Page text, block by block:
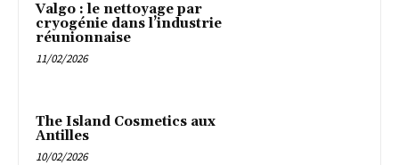
Valgo : le nettoyage par
cryogénie dans l’industrie
réunionnaise
11/02/2026
The Island Cosmetics aux
Antilles
10/02/2026